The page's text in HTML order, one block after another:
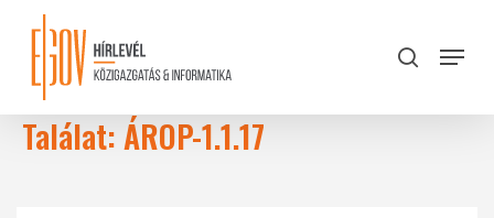
content
search
Menu
Találat: ÁROP-1.1.17
Close